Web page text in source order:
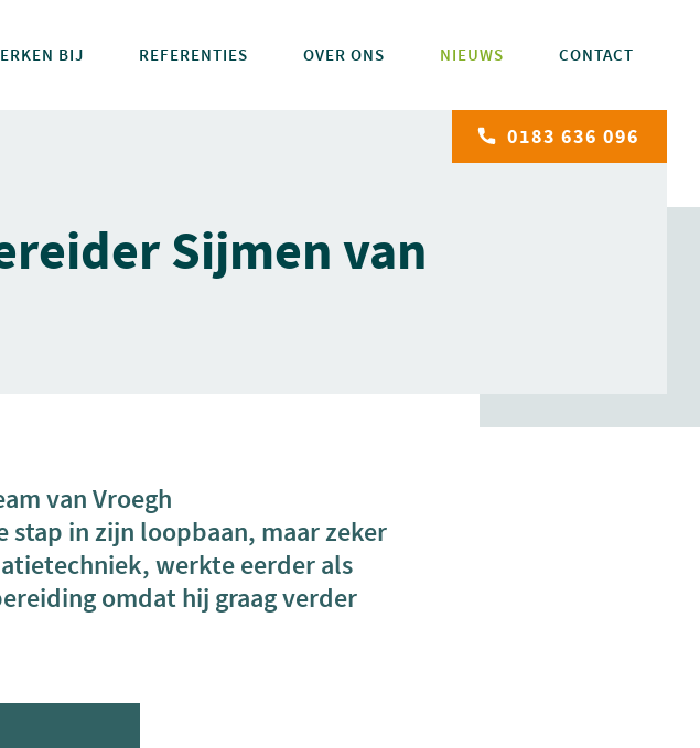
BIJ REFERENTIES OVER ONS NIEUWS CONTACT
0183 636 096
Sijmen van
van Vroegh
in zijn loopbaan, maar zeker
werkte eerder als
omdat hij graag verder